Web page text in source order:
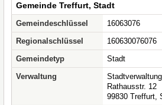
Gemeinde Treffurt, Stadt
Gemeindeschlüssel
16063076
Regionalschlüssel
160630076076
Gemeindetyp
Stadt
Verwaltung
Rathausstr. 12
99830 Treffurt,